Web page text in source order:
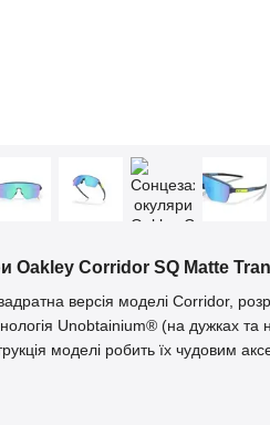
Oakley Corridor SQ Matte
версія моделі Corridor,
Unobtainium® (на дужках та
моделі робить їх чудовим